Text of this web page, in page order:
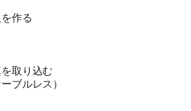
作る
取り込む
ーブルレス）